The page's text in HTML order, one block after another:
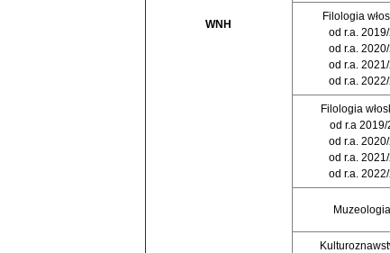
WNH
Filologia
od r.a.
od r.a.
od r.a.
od r.a.
Filologia
od r.a
od r.a.
od r.a.
od r.a.